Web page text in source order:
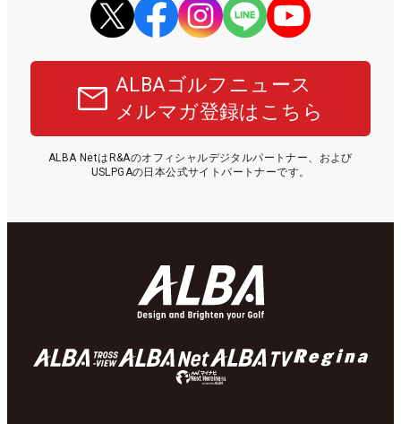
ALBAゴルフニュース
メルマガ登録はこちら
ALBA NetはR&Aのオフィシャルデジタルパートナー、および
USLPGAの日本公式サイトパートナーです。